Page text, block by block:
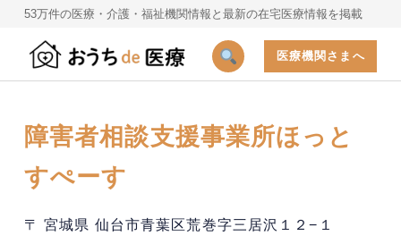
53万件の医療・介護・福祉機関情報と最新の在宅医療情報を掲載
医療機関さまへ
障害者相談支援事業所ほっと
すぺーす
〒 宮城県 仙台市青葉区荒巻字三居沢１２−１